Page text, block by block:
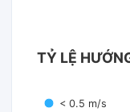
TỶ LỆ
< 0.5 m/s